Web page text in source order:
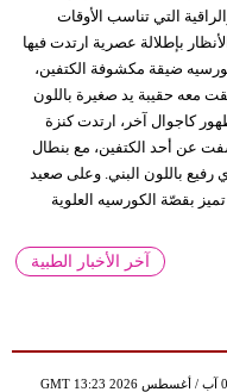
التي تناسب الأوقات
بإطلالة عصرية ارتدت فيها
ضيقة مكشوفة الكتفين،
معه حقيبة يد صغيرة باللون
كاجوال آخر، ارتدت كنزة
عن أحد الكتفين، مع بنطال
باللون البني. وعلى صعيد
بقصّة الكورسيه العلوية
آخر الأخبار الطبية